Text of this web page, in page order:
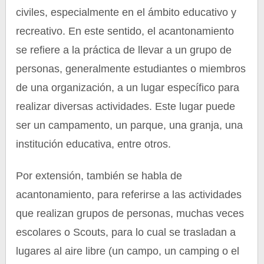
civiles, especialmente en el ámbito educativo y
recreativo. En este sentido, el acantonamiento
se refiere a la práctica de llevar a un grupo de
personas, generalmente estudiantes o miembros
de una organización, a un lugar específico para
realizar diversas actividades. Este lugar puede
ser un campamento, un parque, una granja, una
institución educativa, entre otros.
Por extensión, también se habla de
acantonamiento, para referirse a las actividades
que realizan grupos de personas, muchas veces
escolares o Scouts, para lo cual se trasladan a
lugares al aire libre (un campo, un camping o el